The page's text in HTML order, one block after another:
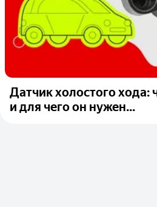
Датчик холостого хода:
и для чего он нужен...